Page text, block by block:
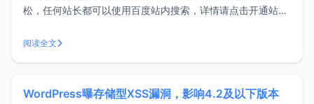
松，任何站长都可以使用百度站内搜索，详情请点击开通站内
度站内搜索是百度自家的产品，官方表明有利于网站的收录，
但是具体情况不得而知。不过使用百度站内搜索速度相比
阅读全文
WordPress曝存储型XSS漏洞，影响4.2及以下版本